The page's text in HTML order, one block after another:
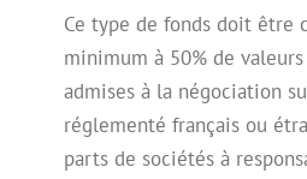
Ce type de fonds doit être
minimum à 50% de
admises à la négociation
réglementé français ou
parts de sociétés à